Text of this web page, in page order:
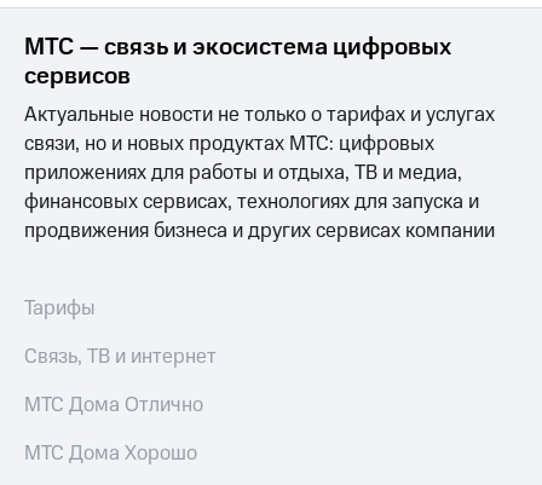
Корпоративный
секретарь
Раскрытие
информации
Информация
акционерам
Документы
ПАО
"МТС"
Собрания
акционеров
капитал
и
Рынок
МТС — связь и экосистема цифровых
сервисов
Актуальные новости не только о тарифах и услугах
связи, но и новых продуктах МТС: цифровых
приложениях для работы и отдыха, ТВ и медиа,
финансовых сервисах, технологиях для запуска и
продвижения бизнеса и других сервисах компании
Тарифы
Связь, ТВ и интернет
МТС Дома Отлично
МТС Дома Хорошо